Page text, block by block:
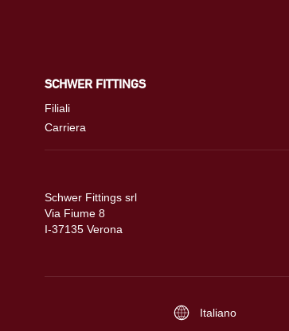
SCHWER FITTINGS
Filiali
Carriera
Schwer Fittings srl
Via Fiume 8
I-37135 Verona